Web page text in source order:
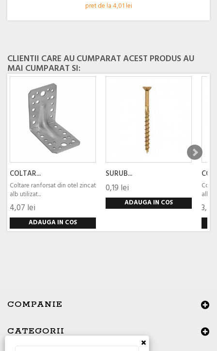
pret de la 4,01 lei
CLIENTII CARE AU CUMPARAT ACEST PRODUS AU
MAI CUMPARAT SI:
COLTAR...
Coltare ranforsat din otel zincat
alb utilizat...
4,07 lei
ADAUGA IN COS
SURUB...
0,19 lei
ADAUGA IN COS
alb
COMPANIE
CATEGORII
×